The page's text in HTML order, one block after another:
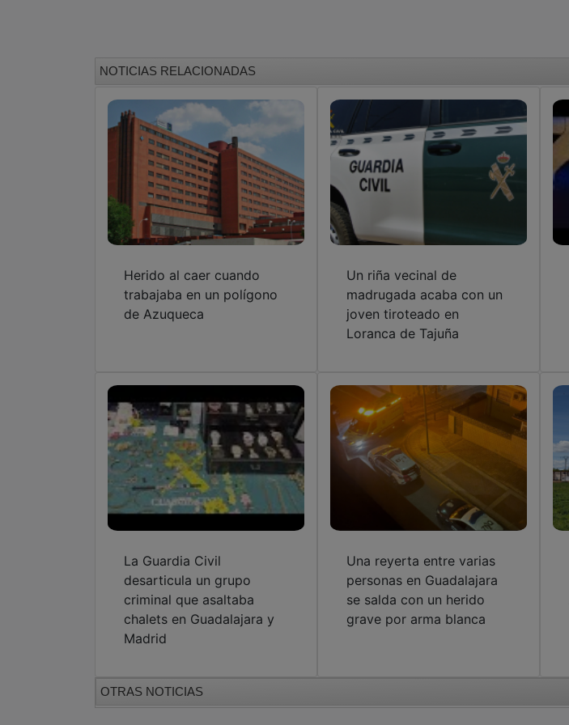
NOTICIAS RELACIONADAS
Herido al caer cuando
trabajaba en un polígono
de Azuqueca
Un riña vecinal de
madrugada acaba con un
joven tiroteado en
Loranca de Tajuña
La Guardia Civil
desarticula un grupo
criminal que asaltaba
chalets en Guadalajara y
Madrid
Una reyerta entre varias
personas en Guadalajara
se salda con un herido
grave por arma blanca
OTRAS NOTICIAS